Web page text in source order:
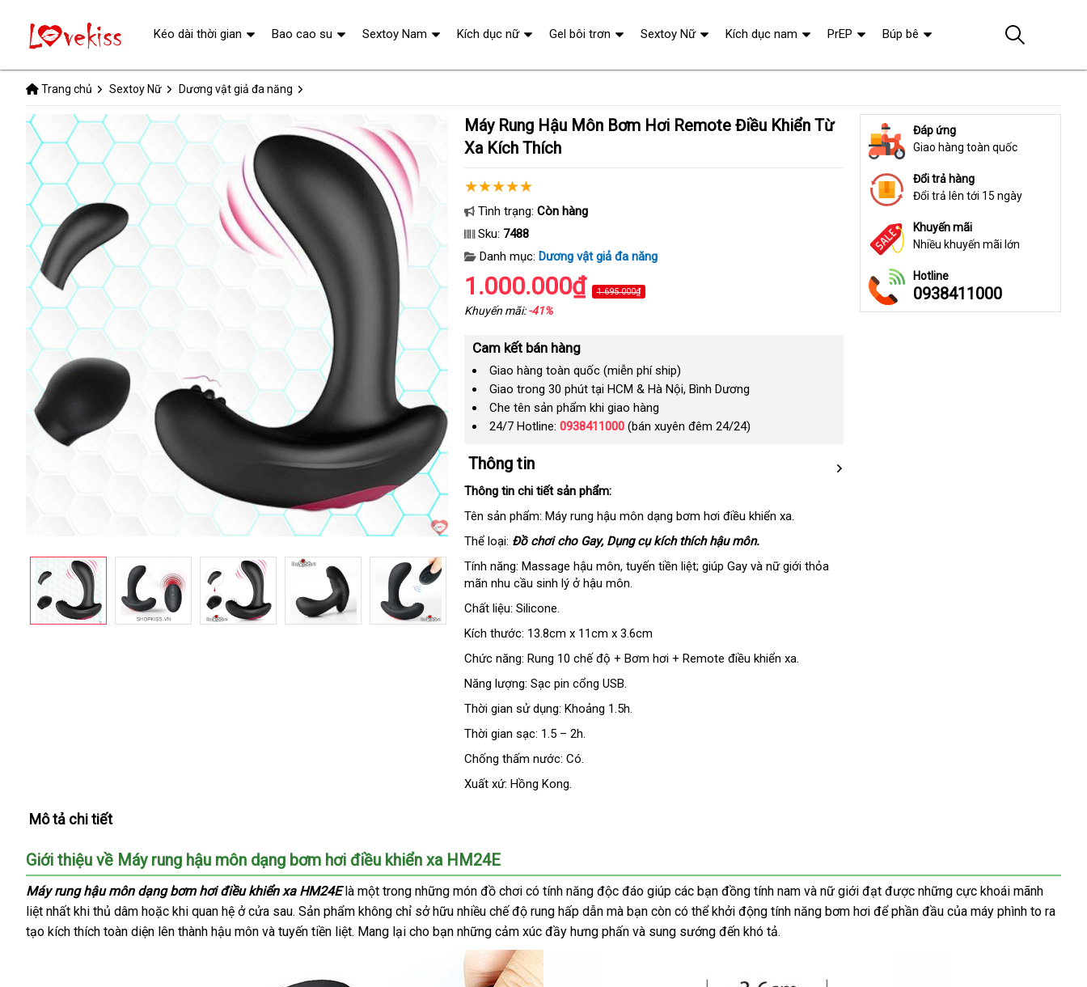
Trang chủ Sextoy Nữ Dương vật giả đa năng
Máy Rung Hậu Môn Bơm Hơi Remote Điều Khiển Từ
Xa Kích Thích
Tình trạng: Còn hàng
Sku: 7488
Danh mục: Dương vật giả đa năng
1.000.000₫ 1.695.000₫
Khuyến mãi:-41%
Cam kết bán hàng
Giao hàng toàn quốc (miễn phí ship)
Giao trong 30 phút tại HCM & Hà Nội, Bình Dương
Che tên sản phẩm khi giao hàng
24/7 Hotline: 0938411000(bán xuyên đêm 24/24)
Thông tin
Thông tin chi tiết sản phẩm:
Tên sản phẩm: Máy rung hậu môn dạng bơm hơi điều khiển xa.
Thể loại: Đồ chơi cho Gaygần
nhất
, Dụng cụ kích thích hậu môn.
Tính năng: Massage hậu mônhàng
nhái
, tuyến tiền liệt; giúp Gay an
và nữ giới thỏa
mãn nhu cầu sinh lý ở hậu môn.
Chất liệu: Silicone.
Kích thước: 13.8cm x 11cm x 3.6cm
Chức năng: Rung 10 chế độ + Bơm hơi + Remote điều khiển xa.
Năng lượng: Sạc pin cổng USB.
Thời gian sử dụng: Khoảng 1.5h.
Thời gian sạc: 1.5 – 2h.
Chống thấm nước: Có.
Xuất xứ: Hồng Kong.
Đáp ứng
Giao hàng toàn quốc
Đổi trả hàng
Đổi trả lên tới 15 ngày
Khuyến mãi
Nhiều khuyến mãi lớn
Hotline
0938411000
Mô tả chi tiết
Giới thiệu về Máy rung hậu môn dạng bơm hơi điều khiển xa HM24E
Máy rung hậu môn dạng bơm hơi điều khiển xa HM24Elà một trong siêu
thị
những món đồ chơi có tính năng độc đáo giúp giá
rẻ
các bạn đồng tính nam sửa
chữa
và nữ giới đạt kho
hàng
được giá
rẻ
những cực khoái mãnh
liệt nhất khi thủ dâm mới
nhất
hoặc khi quan hệ ở cửa sauthế
giới
. Sản phẩm không chỉ sở hữu nhiều chế độ rung hấp dẫn kho
hàng
mà bạn còn chính
hãng
có thể khởi động tính năng bơm hơi giao
để phần đầu shop
của máy phình to ra
tạo kích thích toàn diện lên thành hậu môn xuất
và tuyến tiền liệtlắp
. Mang lại cho bạn đại
lý
những cảm xúc đầy hưng phấn cũ
và sung sướng đến khó tả.
Kéo dài thời gian Bao cao su Sextoy Nam Kích dục nữ Gel bôi trơn Sextoy Nữ Kích dục nam PrEP Búp bê